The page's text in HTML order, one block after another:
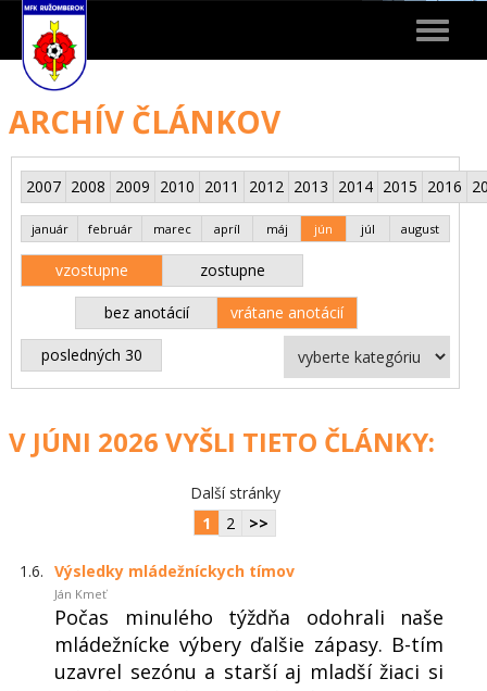
Toggle
ARCHÍV ČLÁNKOV
2007 2008 2009 2010 2011 2012 2013 2014 2015 2016
január február marec apríl máj jún júl august
vzostupne zostupne
bez anotácií vrátane anotácií
posledných 30
V JÚNI 2026 VYŠLI TIETO ČLÁNKY:
Další stránky
1
2 >>
1.6. Výsledky mládežníckych tímov
Ján Kmeť
Počas minulého týždňa odohrali naše
mládežnícke výbery ďalšie zápasy. B-tím
uzavrel sezónu a starší aj mladší žiaci si